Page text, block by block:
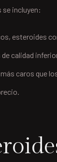
incluyen:
esteroides
calidad
caros que